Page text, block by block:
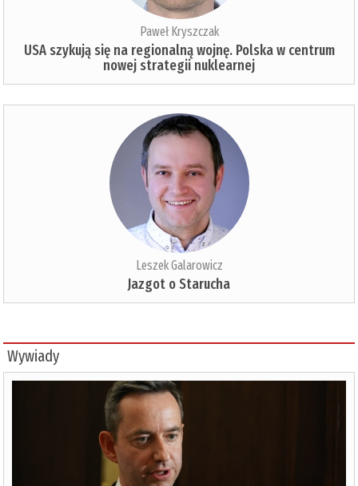
Paweł Kryszczak
USA szykują się na regionalną wojnę. Polska w centrum
nowej strategii nuklearnej
Leszek Galarowicz
Jazgot o Starucha
Wywiady